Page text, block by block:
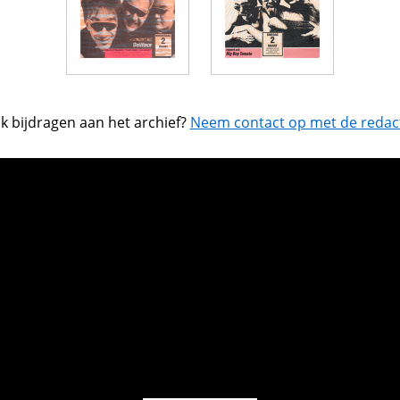
bijdragen aan het archief? Neem contact op met de